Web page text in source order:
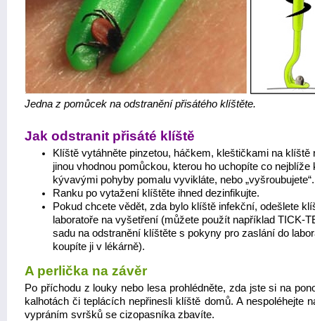
Jedna z pomůcek na odstranění přisátého klíštěte.
Jak odstranit přisáté klíště
Klíště vytáhněte pinzetou, háčkem, kleštičkami na klíště
jinou vhodnou pomůckou, kterou ho uchopíte co nejblíže
kývavými pohyby pomalu vyvikláte, nebo „vyšroubujete“.
Ranku po vytažení klíštěte ihned dezinfikujte.
Pokud chcete vědět, zda bylo klíště infekční, odešlete
laboratoře na vyšetření (můžete použít například TICK-
sadu na odstranění klíštěte s pokyny pro zaslání do
koupíte ji v lékárně).
A perlička na závěr
Po příchodu z louky nebo lesa prohlédněte, zda jste si na
kalhotách či teplácích nepřinesli klíště domů. A nespoléhejte
vypráním svršků se cizopasníka zbavíte.